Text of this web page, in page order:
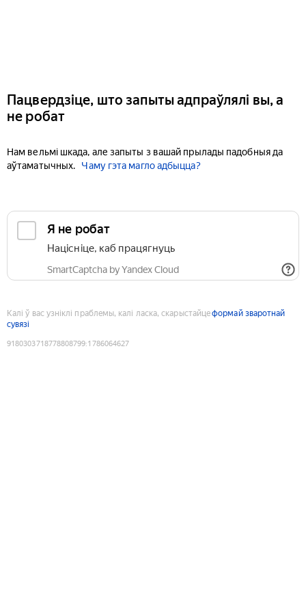
Пацвердзіце, што запыты адпраўлялі вы, а
не робат
Нам вельмі шкада, але запыты з вашай прылады падобныя да
аўтаматычных.
Чаму гэта магло адбыцца?
Я не робат
Націсніце, каб працягнуць
SmartCaptcha by Yandex Cloud
Калі ў вас узніклі праблемы, калі ласка, скарыстайцеформай зваротнай
сувязі
9180303718778808799:1786064627